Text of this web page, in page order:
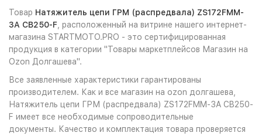
Товар Натяжитель цепи ГРМ (распредвала) ZS172FMM-
3A CB250-F , расположенный на витрине нашего интернет-
магазина STARTMOTO.PRO - это сертифицированная
продукция в категории "Товары маркетплейсов Магазин на
Ozon Долгашева".
Все заявленные характеристики гарантированы
производителем. Как и все магазин на ozon долгашева,
Натяжитель цепи ГРМ (распредвала) ZS172FMM-3A CB250-
F имеет все необходимые сопроводительные
документы. Качество и комплектация товара проверяется